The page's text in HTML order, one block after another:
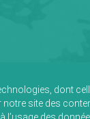
dont
site des